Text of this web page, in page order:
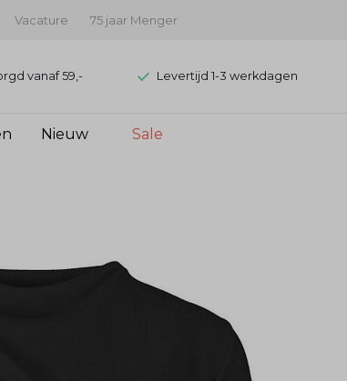
Vacature 75 jaar Menger
vanaf 59,- Levertijd 1-3 werkdagen
Nieuw Sale